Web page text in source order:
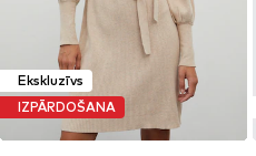
Ekskluzīvs
IZPĀRDOŠANA